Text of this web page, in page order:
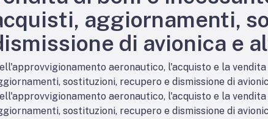
aggiornamenti,
di avionica e
aeronautico, l'acquisto e la
sostituzioni, recupero e dismissione di
aeronautico, l'acquisto e la
sostituzioni, recupero e dismissione di